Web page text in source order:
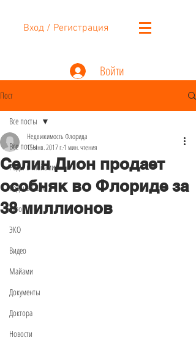
Вход / Регистрация
Войти
Пост
Все посты
Роды в Майами
Роды в США
Авто
ЭКО
Видео
Майами
Документы
Доктора
Новости
Все посты
Селин Дион продает
особняк во Флориде за
38 миллионов
Недвижимость Флорида
15 янв. 2017 г.1 мин. чтения